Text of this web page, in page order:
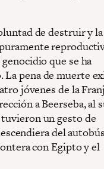
de destruir y la
que se ha
pena de muerte
jóvenes de la
a Beerseba, al
un gesto de
del
con Egipto y el